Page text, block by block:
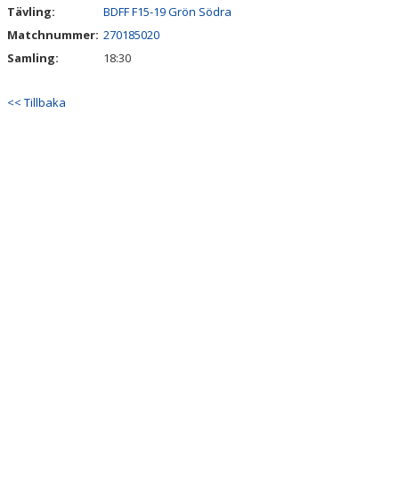
BILDGALLERI
Tävling:
BDFF F15-19 Grön Södra
Matchnummer: 270185020
Samling:
18:30
<< Tillbaka